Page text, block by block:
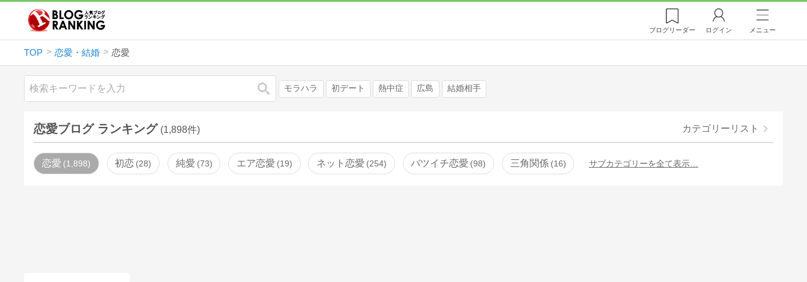
ブログリーダー ログイン メニュー
TOP 恋愛・結婚 恋愛
検索 モラハラ 初デート 熱中症 広島 結婚相手
恋愛ブログ ランキング (1,898件) カテゴリーリスト
恋愛 1,898 初恋 28 純愛 73 エア恋愛 19 ネット恋愛 254 バツイチ恋愛 98 三角関係 16 サブカテゴリーを全て表示…